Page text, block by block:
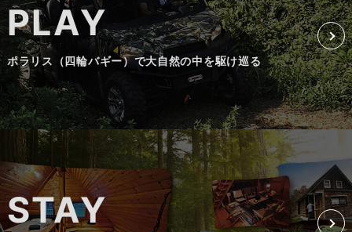
PLAY
ポラリス（四輪バギー）で大自然の中を駆け巡る
STAY